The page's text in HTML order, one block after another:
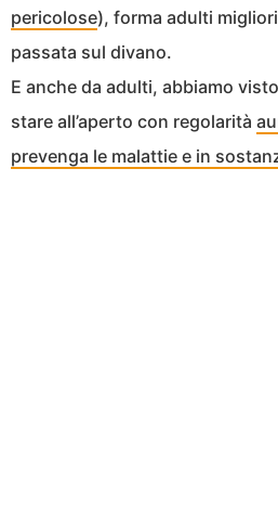
pericolose), forma adulti
passata sul divano.
E anche da adulti, abbiamo
stare all’aperto con regolarità
prevenga le malattie e in